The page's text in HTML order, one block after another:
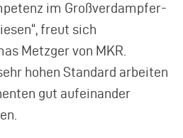
im Großverdampfer-
freut sich
Metzger von MKR.
hohen Standard arbeiten
gut aufeinander